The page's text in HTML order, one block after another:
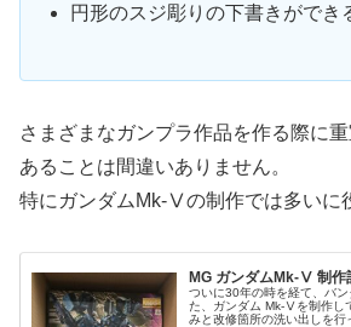
円形のスジ彫りの下書きができ
さまざまなガンプラ作品を作る際に
あることは間違いありません。
特にガンダムMk-Ⅴの制作では多いに
MG ガンダムMk-Ⅴ 制作
ついに30年の時を経て、バン
た、ガンダム Mk-Ⅴを制作し
みと改修箇所の洗い出しを行